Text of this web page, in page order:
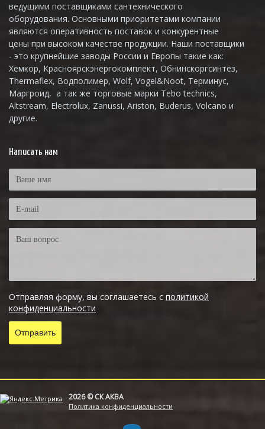
ведущими поставщиками сантехнического
оборудования. Основными приоритетами компании
являются оперативность поставок и конкурентные
цены при высоком качестве продукции. Наши поставщики
- это крупнейшие заводы России и Европы такие как:
Хемкор, Красноярскэнергокомплект, Обнинскоргсинтез,
Thermaflex, Водполимер, Wolf, Vogel&Noot, Терминус,
Маргроид, а так же торговые марки Tebo technics,
Altstream, Electrolux, Zanussi, Ariston, Buderus, Volcano и
другие.
Написать нам
Отправляя форму, вы соглашаетесь с политикой
конфиденциальности
2026 © СК АКВА
Политика конфиденциальности